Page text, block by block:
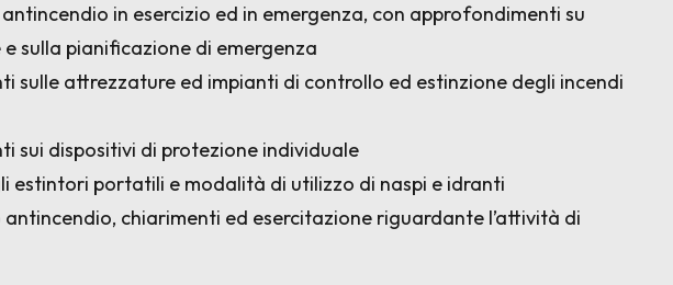
in esercizio ed in emergenza, con approfondimenti su
sulla pianificazione di emergenza
sulle attrezzature ed impianti di controllo ed estinzione degli incendi
sui dispositivi di protezione individuale
estintori portatili e modalità di utilizzo di naspi e idranti
antincendio, chiarimenti ed esercitazione riguardante l’attività di